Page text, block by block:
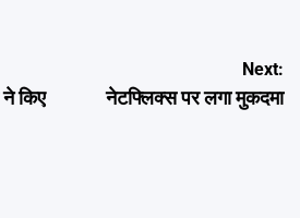
किए
Next:
नेटफ्लिक्स पर लगा मुकदमा